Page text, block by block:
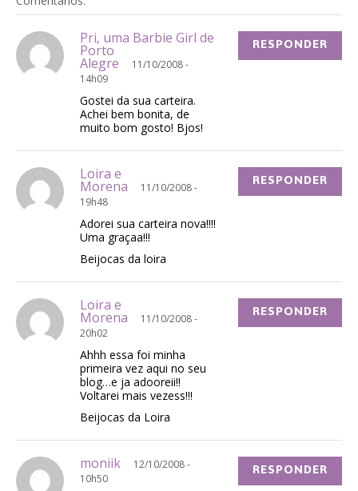
Pri, uma Barbie Girl de
Porto
Alegre
11/10/2008 -
14h09
Gostei da sua carteira.
Achei bem bonita, de
muito bom gosto! Bjos!
RESPONDER
Loira e
Morena
11/10/2008 -
19h48
Adorei sua carteira nova!!!!
Uma graçaa!!!
Beijocas da loira
RESPONDER
Loira e
Morena
11/10/2008 -
20h02
Ahhh essa foi minha
primeira vez aqui no seu
blog…e ja adooreii!!
Voltarei mais vezess!!!
Beijocas da Loira
RESPONDER
moniik
12/10/2008 -
10h50
RESPONDER